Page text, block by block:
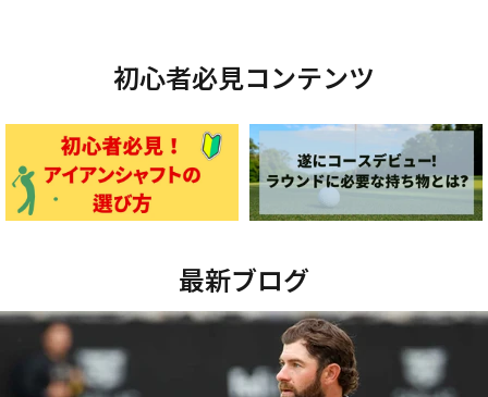
初心者必見コンテンツ
最新ブログ